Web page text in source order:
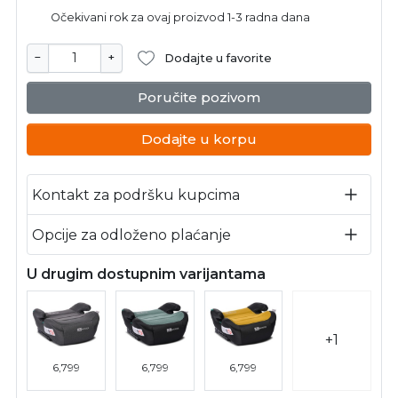
Očekivani rok za ovaj proizvod 1-3 radna dana
− + Dodajte u favorite
Poručite pozivom
Dodajte u korpu
Kontakt za podršku kupcima
Opcije za odloženo plaćanje
U drugim dostupnim varijantama
6,799 6,799 6,799
+1